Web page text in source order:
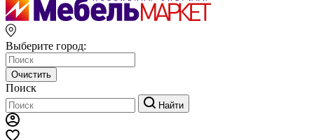
Выберите город:
Очистить
Поиск
Найти